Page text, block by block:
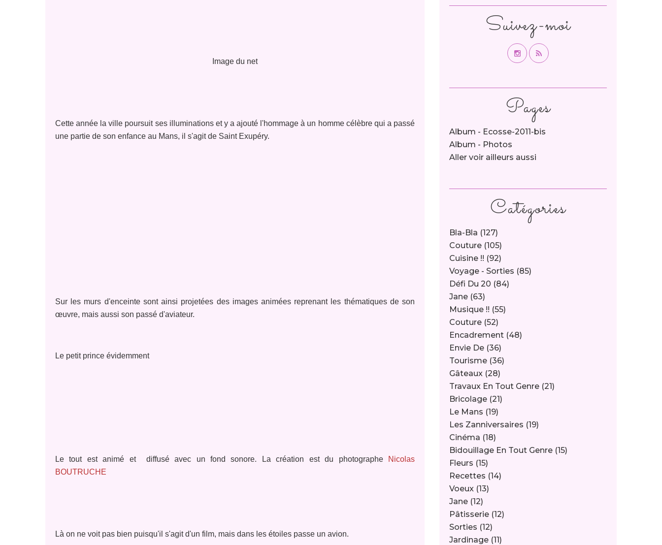
Image du net
Cette année la ville poursuit ses illuminations et y a ajouté l'hommage à un homme célèbre qui a passé
une partie de son enfance au Mans, il s'agit de Saint Exupéry.
Sur les murs d'enceinte sont ainsi projetées des images animées reprenant les thématiques de son
œuvre, mais aussi son passé d'aviateur.
Le petit prince évidemment
Le tout est animé et diffusé avec un fond sonore. La création est du photographeNicolas
BOUTRUCHE
Là on ne voit pas bien puisqu'il s'agit d'un film, mais dans les étoiles passe un avion.
Catégories
Bla-Bla (127)
Couture (105)
Cuisine !! (92)
Voyage - Sorties (85)
Défi Du 20 (84)
Jane (63)
Musique !! (55)
Couture (52)
Encadrement (48)
Envie De (36)
Tourisme (36)
Gâteaux (28)
Travaux En Tout Genre (21)
Bricolage (21)
Le Mans (19)
Les Zanniversaires (19)
Cinéma (18)
Bidouillage En Tout Genre (15)
Fleurs (15)
Recettes (14)
Voeux (13)
Jane (12)
Pâtisserie (12)
Sorties (12)
Jardinage (11)
Pages
Album - Ecosse-2011-bis
Album - Photos
Aller voir ailleurs aussi
Suivez-moi